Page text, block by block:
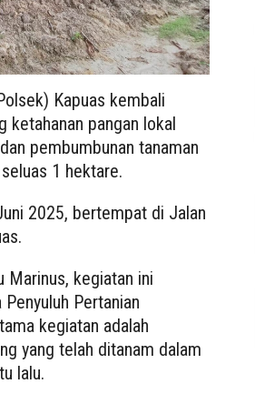
Kapuas kembali
ketahanan pangan lokal
pembumbunan tanaman
1 hektare.
2025, bertempat di Jalan
Marinus, kegiatan ini
Pertanian
kegiatan adalah
yang telah ditanam dalam
lalu.